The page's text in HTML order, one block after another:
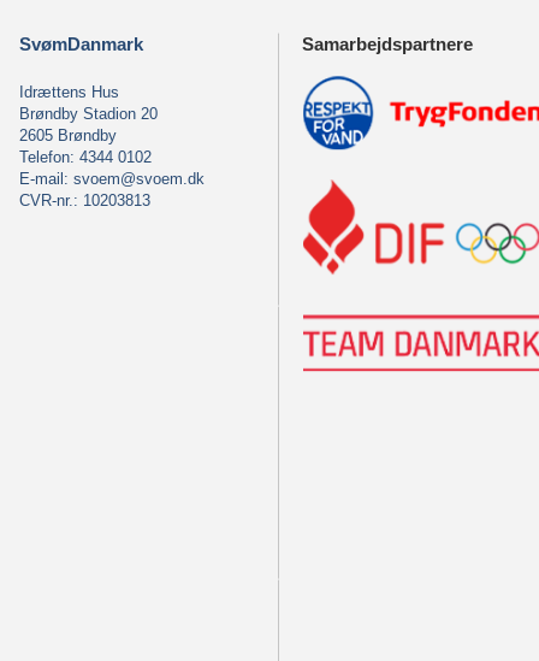
SvømDanmark
Idrættens Hus
Brøndby Stadion 20
2605 Brøndby
Telefon: 4344 0102
E-mail: svoem@svoem.dk
CVR-nr.: 10203813
Samarbejdspartnere